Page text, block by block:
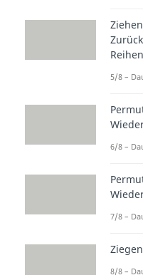
5/8 –
6/8 –
7/8 –
8/8 –